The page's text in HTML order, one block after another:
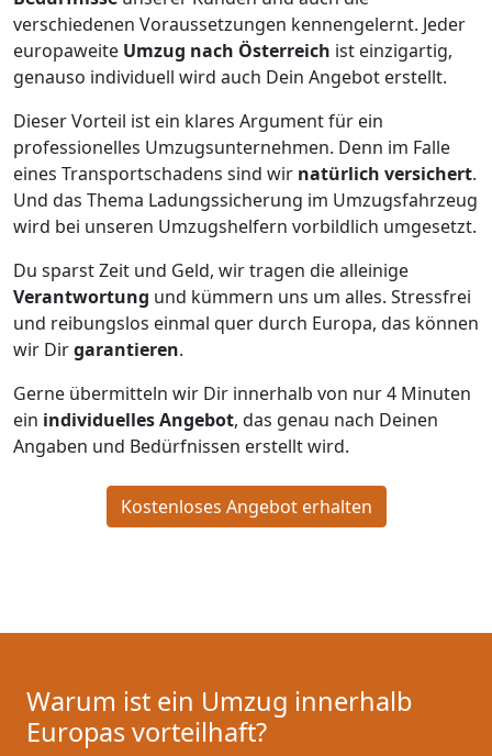
verschiedenen Voraussetzungen kennengelernt. Jeder
europaweite Umzug nach Österreich ist einzigartig,
genauso individuell wird auch Dein Angebot erstellt.
Dieser Vorteil ist ein klares Argument für ein
professionelles Umzugsunternehmen. Denn im Falle
eines Transportschadens sind wir natürlich versichert.
Und das Thema Ladungssicherung im Umzugsfahrzeug
wird bei unseren Umzugshelfern vorbildlich umgesetzt.
Du sparst Zeit und Geld, wir tragen die alleinige
Verantwortung und kümmern uns um alles. Stressfrei
und reibungslos einmal quer durch Europa, das können
wir Dirgarantieren.
Gerne übermitteln wir Dir innerhalb von nur4 Minuten
ein individuelles Angebot, das genau nach Deinen
Angaben und Bedürfnissen erstellt wird.
Kostenloses Angebot erhalten
Warum ist ein Umzug innerhalb
Europas vorteilhaft?